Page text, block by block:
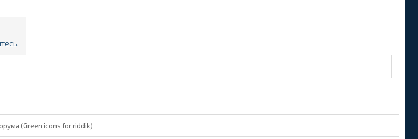
.
(Green icons for riddik)